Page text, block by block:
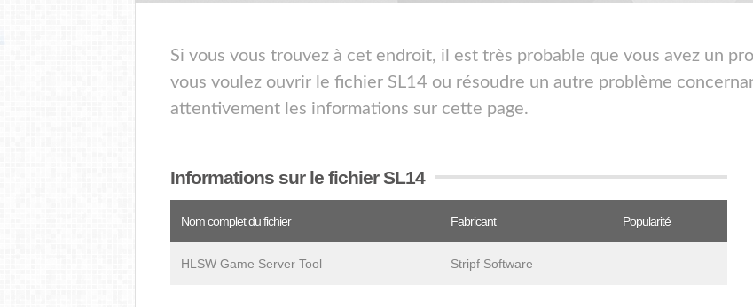
Si vous vous trouvez à cet endroit, il est très probable que vous avez un
vous voulez ouvrir le fichier SL14 ou résoudre un autre problème
attentivement les informations sur cette page.
Informations sur le fichier SL14
Nom complet du fichier Fabricant Popularité
HLSW Game Server Tool Stripf Software